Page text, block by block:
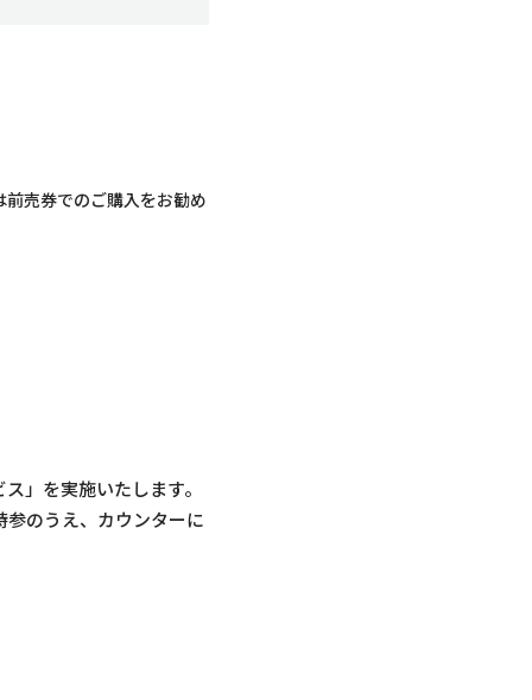
売券でのご購入をお勧め
」を実施いたします。
のうえ、カウンターに